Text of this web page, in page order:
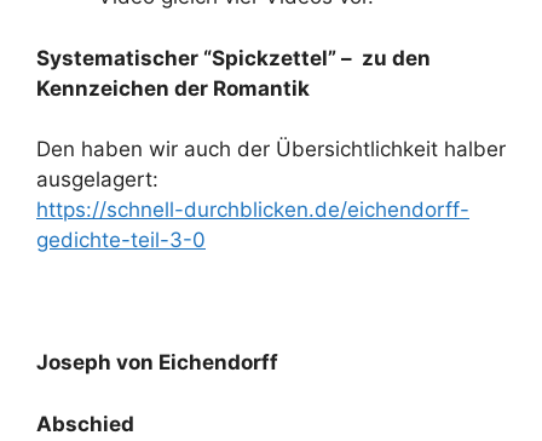
Systematischer “Spickzettel” – zu den
Kennzeichen der Romantik
Den haben wir auch der Übersichtlichkeit halber
ausgelagert:
https://schnell-durchblicken.de/eichendorff-
gedichte-teil-3-0
Joseph von Eichendorff
Abschied